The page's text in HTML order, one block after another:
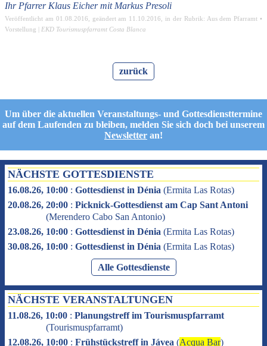
Ihr Pfarrer Klaus Eicher mit Markus Presoli
Veröffentlicht am 01.08.2016 , geändert am 11.10.2016 , in der Rubrik: Aus dem Pfarramt •
Vorstellung | EKD Tourismuspfarramt Costa Blanca
zurück
Um über die aktuellen Veranstaltungs- und Gottesdiensttermine
auf dem Laufenden zu bleiben, melden Sie sich doch bei unserem
Newsletter an!
NÄCHSTE GOTTESDIENSTE
16.08.26, 10:00 : Gottesdienst in Dénia (Ermita Las Rotas)
20.08.26, 20:00 : Picknick-Gottesdienst am Cap Sant Antoni
(Merendero Cabo San Antonio)
23.08.26, 10:00 : Gottesdienst in Dénia (Ermita Las Rotas)
30.08.26, 10:00 : Gottesdienst in Dénia (Ermita Las Rotas)
Alle Gottesdienste
NÄCHSTE VERANSTALTUNGEN
11.08.26, 10:00 : Planungstreff im Tourismuspfarramt
(Tourismuspfarramt)
12.08.26, 10:00 : Frühstückstreff in Jávea (Acqua Bar)